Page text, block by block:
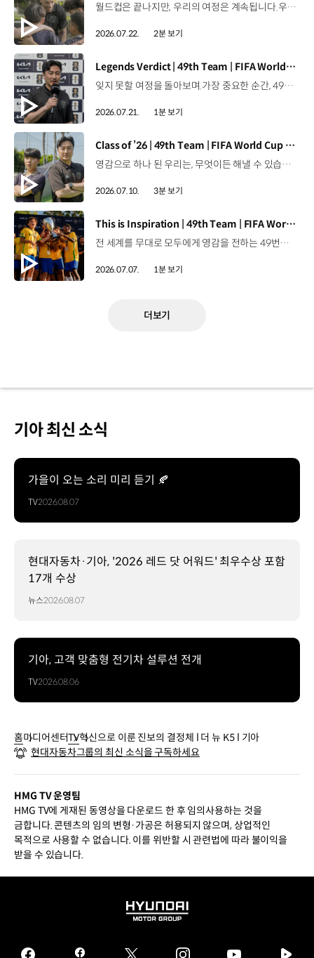
월드컵은 끝나지만, 우리의 여정은 계속됩니다.우리는 영원한 49번째 팀입니다. 자세히 보기 ▶ #Kia #InspirationConnectsUsAll #49thTeam #OMBC #FIFAWorldCup2026 유튜브 쇼츠 보기 >
2026.07.22. 2분 보기
[동영상]
Legends Verdict | 49th Team | FIFA World Cup 2026™
잊지 못할 여정을 돌아보며.가장 중요한 순간, 49번째 팀이 공을 건네며 완벽하게 임무를 해낸 그 순간을 함께 돌아봅니다. 자세히 보기 ▶ #Kia #InspirationConnectsUsAll #49thTeam #OMBC #FIFAWorldCup2026 유튜브 쇼츠 보기 >
2026.07.21. 1분 보기
[동영상]
Class of ’26 | 49th Team | FIFA World Cup 2026™
영감으로 하나 된 우리는, 무엇이든 해낼 수 있습니다.세계 곳곳에서 모인 2026년의 주인공들이 FIFA 월드컵™ 오피셜 매치볼 캐리어로 꿈의 무대에 섰습니다. 자세히 보기 ▶ #Kia #InspirationConnectsUsAll #49thTeam #OMBC #FIFAWorldCup2026 유튜브 쇼츠 보기 >
2026.07.10. 3분 보기
[동영상]
This is Inspiration | 49th Team | FIFA World Cup 2026™
전 세계를 무대로 모두에게 영감을 전하는 49번째 팀.FIFA 월드컵 2026™을 향한 여정 속, 이제 사람들의 시선은 이 어린 스타들에게 향합니다. 자세히 보기 ▶ #Kia #InspirationConnectsUsAll #49thTeam #OMBC #FIFAWorldCup2026 유튜브 쇼츠 보기 >
2026.07.07. 1분 보기
더보기
기아 최신 소식
가을이 오는 소리 미리 듣기 🍂
TV2026.08.07
현대자동차·기아, '2026 레드 닷 어워드' 최우수상 포함
17개 수상
뉴스2026.08.07
기아, 고객 맞춤형 전기차 설루션 전개
TV2026.08.06
홈미디어센터TV혁신으로 이룬 진보의 결정체 l 더 뉴 K5 l 기아
현대자동차그룹의 최신 소식을 구독하세요
HMG TV 운영팀
HMG TV에 게재된 동영상을 다운로드 한 후 임의사용하는 것을
금합니다. 콘텐츠의 임의 변형·가공은 허용되지 않으며, 상업적인
목적으로 사용할 수 없습니다. 이를 위반할 시 관련법에 따라 불이익을
받을 수 있습니다.
HYUNDAI
GROUP